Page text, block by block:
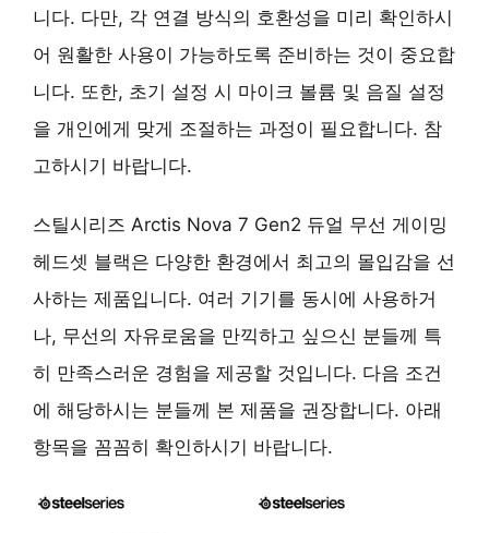
니다. 다만, 각 연결 방식의 호환성을 미리 확인하시
어 원활한 사용이 가능하도록 준비하는 것이 중요합
니다. 또한, 초기 설정 시 마이크 볼륨 및 음질 설정
을 개인에게 맞게 조절하는 과정이 필요합니다. 참
고하시기 바랍니다.
스틸시리즈 Arctis Nova 7 Gen2 듀얼 무선 게이밍
헤드셋 블랙은 다양한 환경에서 최고의 몰입감을 선
사하는 제품입니다. 여러 기기를 동시에 사용하거
나, 무선의 자유로움을 만끽하고 싶으신 분들께 특
히 만족스러운 경험을 제공할 것입니다. 다음 조건
에 해당하시는 분들께 본 제품을 권장합니다. 아래
항목을 꼼꼼히 확인하시기 바랍니다.